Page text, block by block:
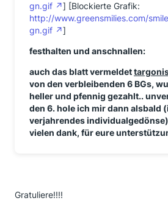
gn.gif
] [Blockierte Grafik:
http://www.greensmilies.com/
gn.gif
]
festhalten und anschnallen:
auch das blatt vermeldet
von den verbleibenden 6 BGs,
heller und pfennig gezahlt..
den 6. hole ich mir dann alsbald
verjahrendes
vielen dank, für eure
Gratuliere!!!!